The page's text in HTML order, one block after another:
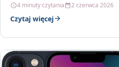
4 minuty czytania 2 czerwca 2026
Czytaj więcej